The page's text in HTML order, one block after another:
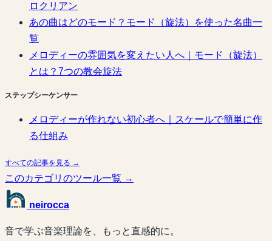
ロクリアン
あの曲はどのモード？モード（旋法）を使った名曲一
覧
メロディーの雰囲気を変えたい人へ｜モード（旋法）
とは？7つの教会旋法
ステップシーケンサー
メロディーが作れない初心者へ｜スケールで簡単に作
る仕組み
すべての記事を見る →
このカテゴリのツール一覧 →
neirocca
音で学ぶ音楽理論を、もっと直感的に。